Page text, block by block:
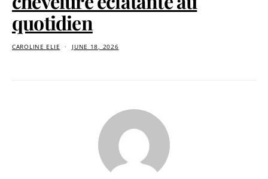
quotidien
CAROLINE ELIE JUNE 18, 2026